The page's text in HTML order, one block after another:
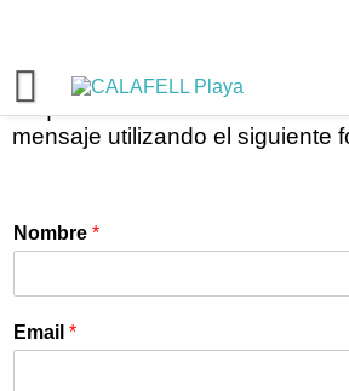
Si quieres contactar con
mensaje utilizando el siguiente
Nombre *
Email *